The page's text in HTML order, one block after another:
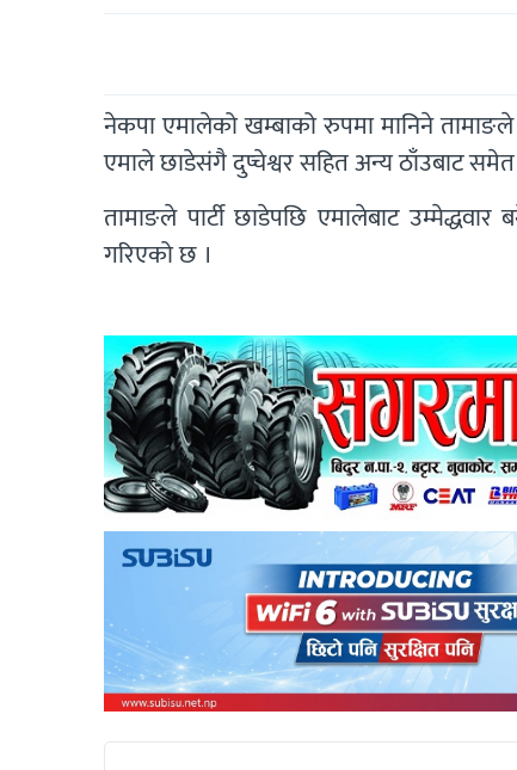
नेकपा एमालेको खम्बाको रुपमा मानिने
एमाले छाडेसंगै दुप्चेश्वर सहित अन्य ठाँउबाट
तामाङले पार्टी छाडेपछि एमालेबाट
गरिएको छ ।